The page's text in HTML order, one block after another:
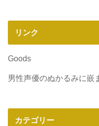
リンク
Goods
男性声優のぬかるみに嵌
カテゴリー